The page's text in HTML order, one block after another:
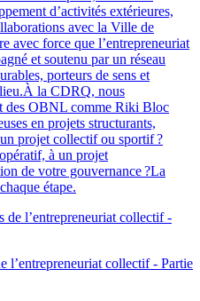
d’activités extérieures,
avec la Ville de
avec force que l’entrepreneuriat
et soutenu par un réseau
porteurs de sens et
la CDRQ, nous
des OBNL comme Riki Bloc
en projets structurants,
projet collectif ou sportif ?
à un projet
de votre gouvernance ?La
étape.
l’entrepreneuriat collectif - Partie